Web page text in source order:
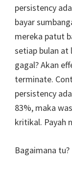
persistency
bayar
mereka patut
setiap bulan at
gagal? Akan
terminate.
persistency
83%, maka
kritikal. Payah
Bagaimana tu?